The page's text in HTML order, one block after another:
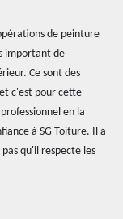
de peinture
important de
Ce sont des
c'est pour cette
en la
à SG Toiture. Il a
qu'il respecte les